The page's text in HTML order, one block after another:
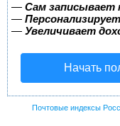
— Сам записывает
—
— Увеличивает
Начать
Почтовые индексы